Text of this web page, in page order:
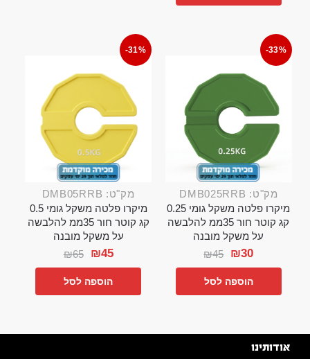
-33%
מק"ט: DMB025RRB
מיקרו פלטה משקל גומי 0.25
קג קוטר חור 35ממ להלבשה
על משקל מובנה
₪45 ₪30
הוספה לסל
-31%
מק"ט: DMB05RRB
מיקרו פלטה משקל גומי 0.5
קג קוטר חור 35ממ להלבשה
על משקל מובנה
₪65 ₪45
הוספה לסל
אודותינו